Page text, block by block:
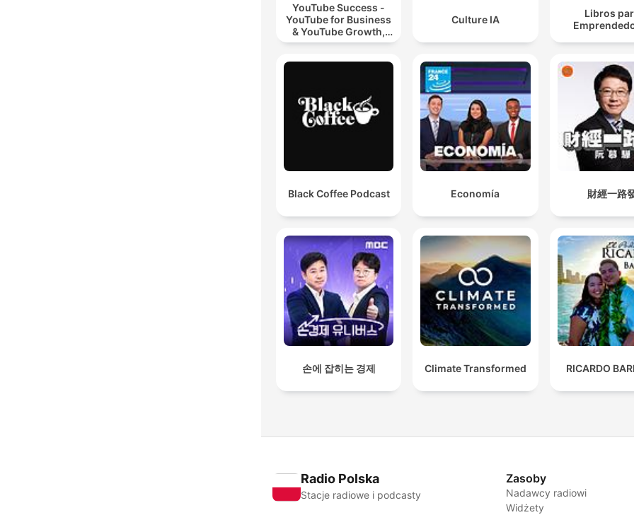
YouTube Success -
YouTube for Business
& YouTube Growth,
Video Marketing
Culture IA
Libros
Black Coffee Podcast Economía 財經一路
손에 잡히는 경제 Climate Transformed RICARDO
Radio Polska
Stacje radiowe i podcasty
Zasoby
Nadawcy radiowi
Widżety